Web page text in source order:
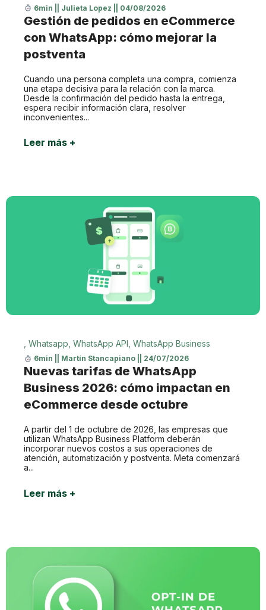
6min Julieta Lopez 04/08/2026
Gestión de pedidos en eCommerce
con WhatsApp: cómo mejorar la
postventa
Cuando una persona completa una compra, comienza
una etapa decisiva para la relación con la marca.
Desde la confirmación del pedido hasta la entrega,
espera recibir información clara, resolver
inconvenientes...
Leer más +
Whatsapp WhatsApp API WhatsApp Business
6min Martín Stancapiano 24/07/2026
Nuevas tarifas de WhatsApp
Business 2026: cómo impactan en
eCommerce desde octubre
A partir del 1 de octubre de 2026, las empresas que
utilizan WhatsApp Business Platform deberán
incorporar nuevos costos a sus operaciones de
atención, automatización y postventa. Meta comenzará
a...
Leer más +